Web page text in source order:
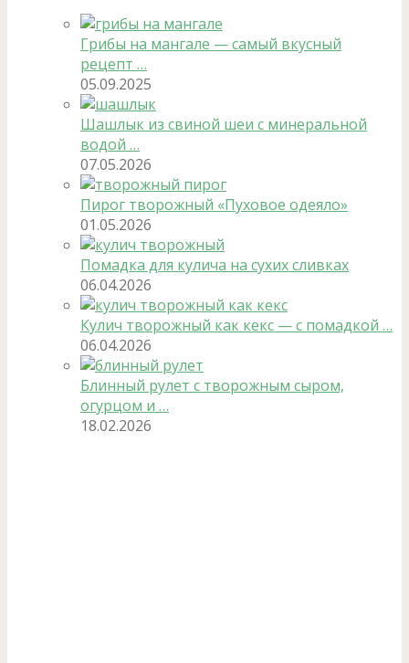
Грибы на мангале — самый вкусный
рецепт …
05.09.2025
Шашлык из свиной шеи с минеральной
водой …
07.05.2026
Пирог творожный «Пуховое одеяло»
01.05.2026
Помадка для кулича на сухих сливках
06.04.2026
Кулич творожный как кекс — с помадкой …
06.04.2026
Блинный рулет с творожным сыром,
огурцом и …
18.02.2026